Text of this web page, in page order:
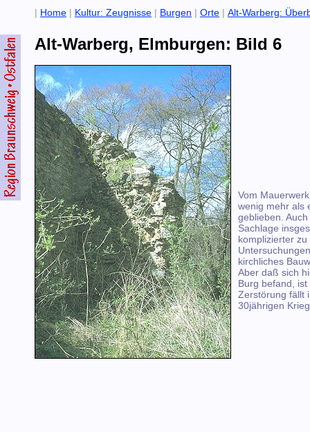
| Home | Kultur: Zeugnisse | Burgen | Orte | Alt-Warberg:
Alt-Warberg, Elmburgen: Bild 6
Vom
wenig mehr als
geblieben.
Sachlage
komplizierter
kirchliches
Aber daß sich
Burg befand,
Zerstörung fällt
30jährigen